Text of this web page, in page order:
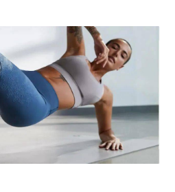
新知
专题
联系投稿
关于我们
寻求报道